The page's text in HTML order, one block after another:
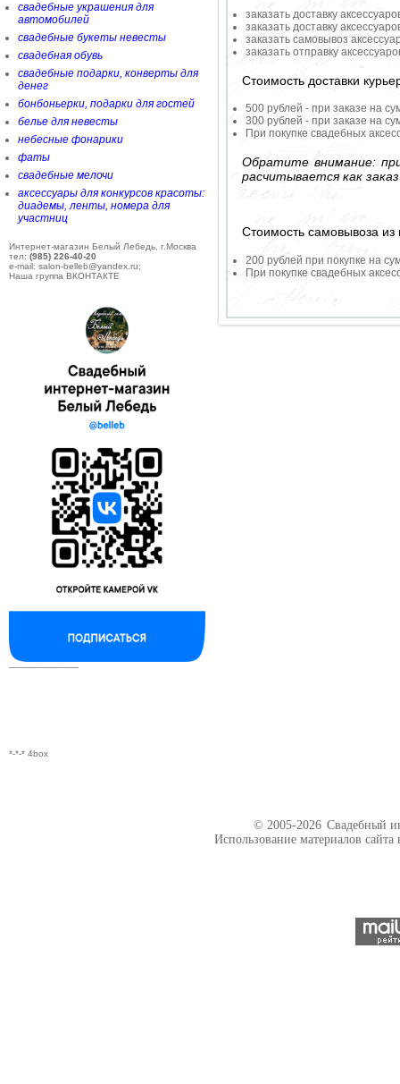
свадебные украшения для
автомобилей
свадебные букеты невесты
свадебная обувь
свадебные подарки, конверты для
денег
бонбоньерки, подарки для гостей
белье для невесты
небесные фонарики
фаты
свадебные мелочи
аксессуары для конкурсов красоты:
диадемы, ленты, номера для
участниц
Интернет-магазин Белый Лебедь, г.Москва
тел: (985) 226-40-20
e-mail: salon-belleb@yandex.ru;
Наша группа ВКОНТАКТЕ
--------------------------
*-*-* 4box
заказать доставку
заказать доставку
заказать самовывоз
заказать отправку
Стоимость доставки
500 рублей - при заказе на
300 рублей - при заказе на
При покупке свадебных
Обратите внимание:
расчитывается как
Стоимость самовывоза из
200 рублей при покупке на
При покупке свадебных
© 2005-2026 Свадебный
Использование материалов